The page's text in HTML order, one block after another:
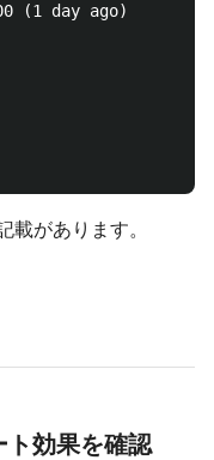
(1 day ago)
があります。
ト効果を確認